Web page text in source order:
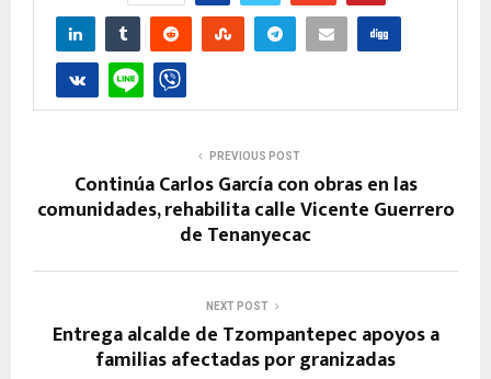
PREVIOUS POST
Continúa Carlos García con obras en las
comunidades, rehabilita calle Vicente Guerrero
de Tenanyecac
NEXT POST
Entrega alcalde de Tzompantepec apoyos a
familias afectadas por granizadas